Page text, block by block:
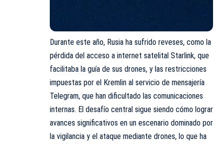
Durante este año, Rusia ha sufrido reveses, como la
pérdida del acceso a internet satelital Starlink, que
facilitaba la guía de sus drones, y las restricciones
impuestas por el Kremlin al servicio de mensajería
Telegram, que han dificultado las comunicaciones
internas. El desafío central sigue siendo cómo lograr
avances significativos en un escenario dominado por
la vigilancia y el ataque mediante drones, lo que ha